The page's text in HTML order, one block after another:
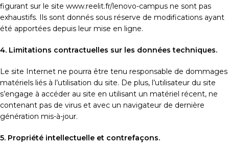
figurant sur le site www.reelit.fr/lenovo-campus ne sont pas
exhaustifs. Ils sont donnés sous réserve de modifications ayant
été apportées depuis leur mise en ligne.
4. Limitations contractuelles sur les données techniques.
Le site Internet ne pourra être tenu responsable de dommages
matériels liés à l’utilisation du site. De plus, l’utilisateur du site
s’engage à accéder au site en utilisant un matériel récent, ne
contenant pas de virus et avec un navigateur de dernière
génération mis-à-jour.
5. Propriété intellectuelle et contrefaçons.